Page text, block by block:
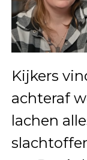
Kijkers
achteraf
lachen